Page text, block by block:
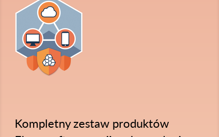
Kompletny zestaw produktów